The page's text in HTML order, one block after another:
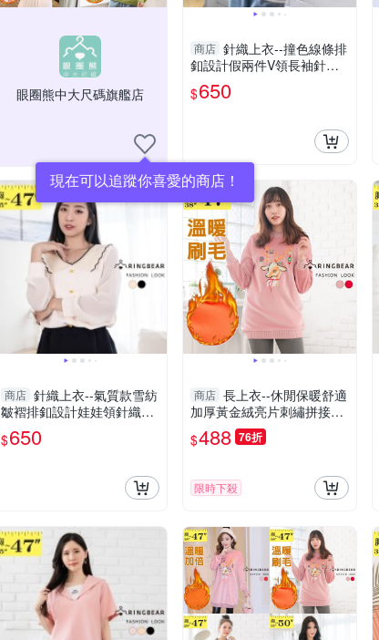
眼圈熊中大尺碼旗艦店
現在可以追蹤你喜愛的商店！
商店 針織上衣--撞色線條排
釦設計假兩件V領長袖針織
衫(白.黑L-2L)-X549眼圈熊
中大尺碼
$650
商店 針織上衣--氣質款雪紡
皺褶排釦設計娃娃領針織長
袖上衣(黑.杏L-3L)-X595眼
圈熊中大尺碼
$650
商店 長上衣--休閒保暖舒適
加厚黃金絨亮片刺繡拼接針
織長袖上衣(紅.粉XL-3L)-X4
07眼圈熊中大尺碼
$488 76折
限時下殺